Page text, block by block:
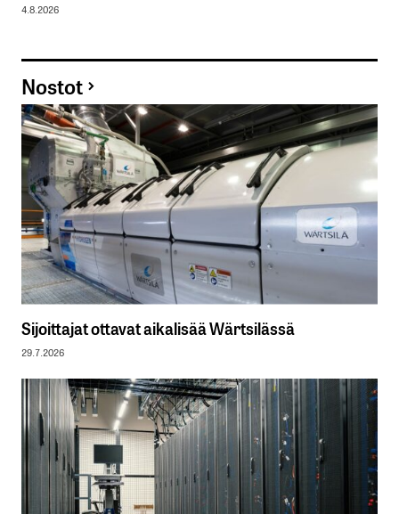
4.8.2026
Nostot
Sijoittajat ottavat aikalisää Wärtsilässä
29.7.2026